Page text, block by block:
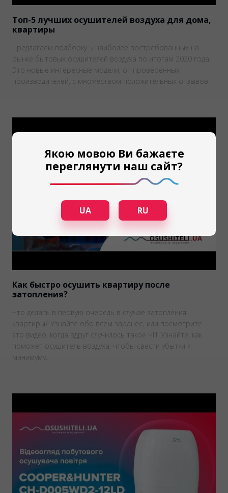
Топ-5 лучших осушителей воздуха для дома,
квартиры
Предлагаем подборку 5 наиболее востребованных на
рынке бытовых осушителей воздуха по итогам 2020 года.
Это новые интересные модели, от проверенных
производителей, с множеством положительных отзывов
Как быстро осушить квартиру после
затопления?
Что делать в первую очередь в случае затопления
квартиры? Узнайте обо всем заранее, или посмотрите
это видео, когда вдруг случилось такое ЧП. Узнайте, как
поможет осушитель воздуха, чтобы свести убытки к
минимуму.
Якою мовою Ви бажаєте
переглянути наш сайт?
UA RU